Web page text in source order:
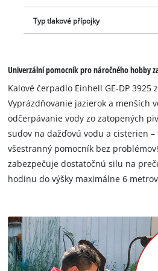
Typ tlakové přípojky
Univerzální pomocník pro náročného hobby
Kalové čerpadlo Einhell GE-DP 3925
Vyprázdňovanie jazierok a menších
odčerpávanie vody zo zatopených
sudov na dažďovú vodu a cisterien
všestranný pomocník bez
zabezpečuje dostatočnú silu na
hodinu do výšky maximálne 6